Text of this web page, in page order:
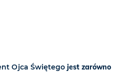
Ojca Świętego jest zarówno